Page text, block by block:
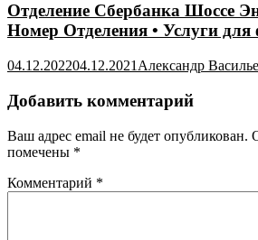
Отделение Сбербанка Шоссе
Номер Отделения • Услуги для
04.12.202204.12.2021 Александр
Добавить комментарий
Ваш адрес email не будет опубликован.
помечены *
Комментарий *